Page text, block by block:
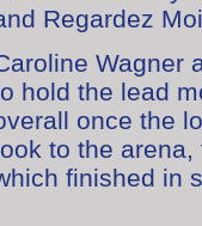
Regardez
Wagner
hold the lead
once the
to the
finished in